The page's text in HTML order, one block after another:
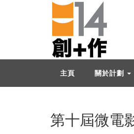
主頁 關於計劃
第十屆微電